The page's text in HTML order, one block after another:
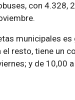
con
municipales
resto, tiene un
y de 10,00